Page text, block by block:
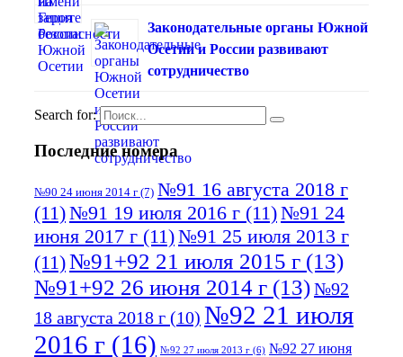
Законодательные органы Южной
Осетии и России развивают
сотрудничество
Search for:
Последние номера
№90 24 июня 2014 г (7) №91 16 августа 2018 г
(11)№91 19 июля 2016 г (11)№91 24
июня 2017 г (11)№91 25 июля 2013 г
(11)№91+92 21 июля 2015 г (13)
№91+92 26 июня 2014 г (13)№92
18 августа 2018 г (10) №92 21 июля
2016 г (16) №92 27 июля 2013 г (6) №92 27 июня